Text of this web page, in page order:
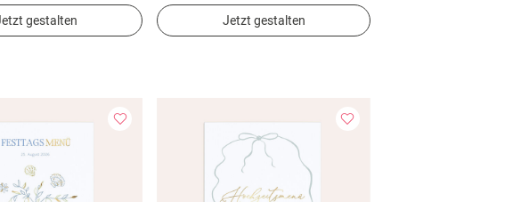
gestalten Jetzt gestalten